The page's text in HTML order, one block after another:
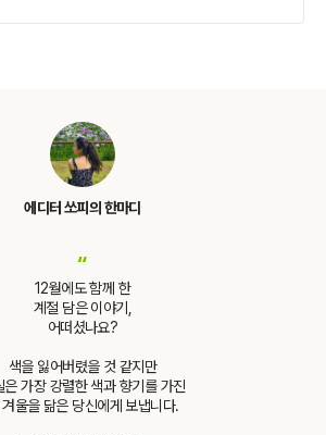
에디터 쏘피의 한마디
“
12월에도 함께 한
계절 담은 이야기,
어떠셨나요?
색을 잃어버렸을 것 같지만
은 가장 강렬한 색과 향기를 가진
겨울을 닮은 당신에게 보냅니다.